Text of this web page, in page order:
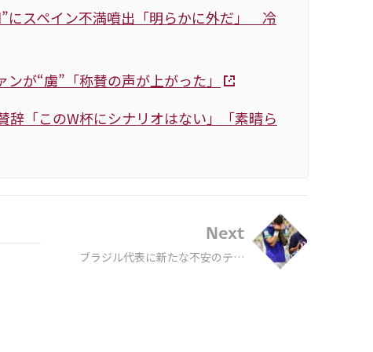
にスペイン不満噴出「明らかに外だ」 冷
が“虜”「称賛の声が上がった」
辞「このW杯にシナリオはない」「素晴ら
Next
ブラジル代表に新たな不安のテレ